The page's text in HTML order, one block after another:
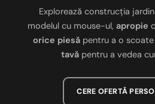
Explorează construcția
modelul cu mouse-ul, apropie
orice piesă pentru a o
tavă pentru a vedea
CERE OFERTĂ